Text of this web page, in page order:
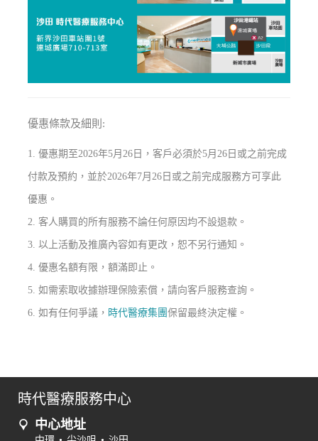
優惠條款及細則:
1. 優惠期至2026年5月26日，客戶必須於5月26日或之前完成
付款及預約，並於2026年7月26日或之前完成服務方可享此
優惠。
2. 客人購買的所有服務不論任何原因均不設退款。
3. 以上活動及推廣內容如有更改，恕不另行通知。
4. 優惠名額有限，額滿即止。
5. 如需索取收據辦理保險索償，請向客戶服務查詢。
6. 如有任何爭議， 時代醫療集團保留最終決定權。
時代醫療服務中心
中心地址